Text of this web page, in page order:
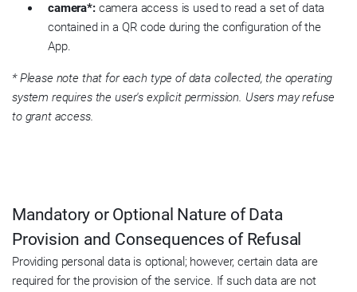
camera*: camera access is used to read a set of data
contained in a QR code during the configuration of the
App.
* Please note that for each type of data collected, the operating
system requires the user's explicit permission. Users may refuse
to grant access.
Mandatory or Optional Nature of Data
Provision and Consequences of Refusal
Providing personal data is optional; however, certain data are
required for the provision of the service. If such data are not